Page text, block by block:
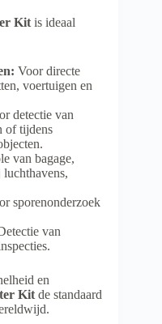
Kit is ideaal
Voor directe
voertuigen en
detectie van
of tijdens
van bagage,
sporenonderzoek
van
en
Kit de standaard